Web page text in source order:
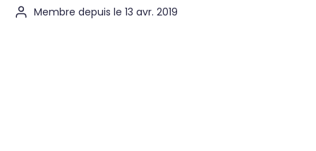
Membre depuis le 13 avr. 2019